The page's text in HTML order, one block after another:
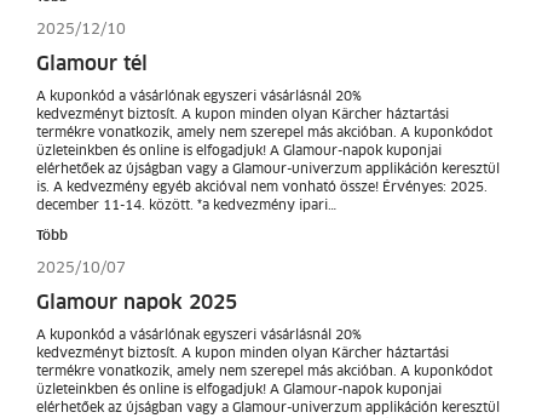
2025/12/10
Glamour tél
A kuponkód a vásárlónak egyszeri vásárlásnál 20%
kedvezményt biztosít. A kupon minden olyan Kärcher háztartási
termékre vonatkozik, amely nem szerepel más akcióban. A kuponkódot
üzleteinkben és online is elfogadjuk! A Glamour-napok kuponjai
elérhetőek az újságban vagy a Glamour-univerzum applikáción keresztül
is. A kedvezmény egyéb akcióval nem vonható össze! Érvényes: 2025.
december 11-14. között. *a kedvezmény ipari…
Több
2025/10/07
Glamour napok 2025
A kuponkód a vásárlónak egyszeri vásárlásnál 20%
kedvezményt biztosít. A kupon minden olyan Kärcher háztartási
termékre vonatkozik, amely nem szerepel más akcióban. A kuponkódot
üzleteinkben és online is elfogadjuk! A Glamour-napok kuponjai
elérhetőek az újságban vagy a Glamour-univerzum applikáción keresztül